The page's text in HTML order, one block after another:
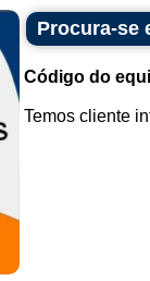
Procura-se
Código do
Temos cliente